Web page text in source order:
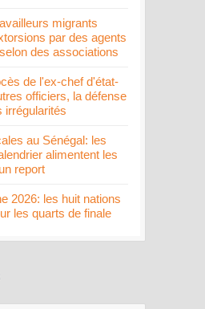
migrants
par des agents
des associations
de l'ex-chef d'état-
officiers, la défense
irrégularités
au Sénégal: les
alimentent les
report
2026: les huit nations
les quarts de finale